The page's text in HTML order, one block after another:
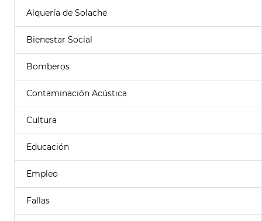
Alquería de Solache
Bienestar Social
Bomberos
Contaminación Acústica
Cultura
Educación
Empleo
Fallas